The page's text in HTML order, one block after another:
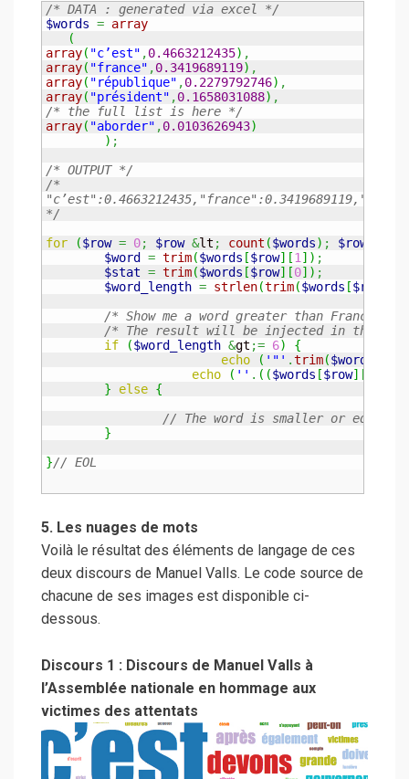
/* DATA : generated via excel */
$words = array
(
array( "c’est" ,0.4663212435) ,
array( "france" ,0.3419689119) ,
array( "république" ,0.2279792746) ,
array( "président" ,0.1658031088) ,
/* the full list is here */
array( "aborder" ,0.0103626943)
) ;
/* OUTPUT */
/*
*/
for
($row = 0; $row &lt ; count ($words) ; $row
$word
= trim($words [$row] [1 ] ) ;
$stat = trim($words [$row] [0] ) ;
$word_length = strlen(trim($words [$row
/* Show me a word greater than France */
/* The result will be injected in the
if
($word_length &gt ;= 6)
{
echo
( '"' .trim($words
echo
( '' . ( ($words [$row]
}
else {
// The word is smaller or equal
}
}// EOL
5. Les nuages de mots
Voilà le résultat des éléments de langage de ces
deux discours de Manuel Valls. Le code source de
chacune de ses images est disponible ci-
dessous.
Discours 1 : Discours de Manuel Valls à
l’Assemblée nationale en hommage aux
victimes des attentats